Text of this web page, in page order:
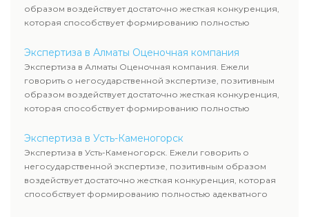
образом воздействует достаточно жесткая конкуренция,
которая способствует формированию полностью
Экспертиза в Алматы Оценочная компания
Экспертиза в Алматы Оценочная компания. Ежели
говорить о негосударственной экспертизе, позитивным
образом воздействует достаточно жесткая конкуренция,
которая способствует формированию полностью
Экспертиза в Усть-Каменогорск
Экспертиза в Усть-Каменогорск. Ежели говорить о
негосударственной экспертизе, позитивным образом
воздействует достаточно жесткая конкуренция, которая
способствует формированию полностью адекватного